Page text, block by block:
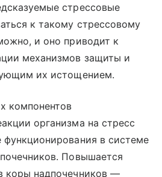
стрессовые
к такому стрессовому
и оно приводит к
механизмов защиты и
их истощением.
компонентов
организма на стресс
функционирования в системе
Повышается
коры надпочечников —